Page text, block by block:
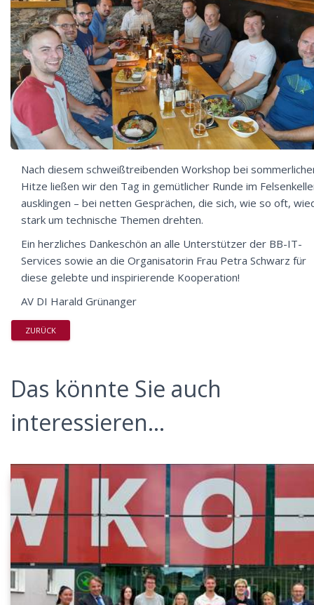
Nach diesem schweißtreibenden Workshop bei
Hitze ließen wir den Tag in gemütlicher Runde im
ausklingen – bei netten Gesprächen, die sich, wie so oft,
stark um technische Themen drehten.
Ein herzliches Dankeschön an alle Unterstützer der BB-IT-
Services sowie an die Organisatorin Frau Petra Schwarz für
diese gelebte und inspirierende Kooperation!
AV DI Harald Grünanger
ZURÜCK
Das könnte Sie auch
interessieren...